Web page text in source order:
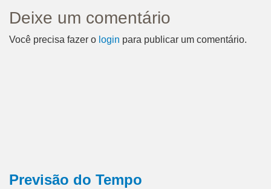
Deixe um comentário
Você precisa fazer o login para publicar um comentário.
Previsão do Tempo